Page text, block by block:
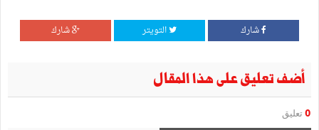
شارك التويتر شارك
أضف تعليق على هذا المقال
0 تعليق